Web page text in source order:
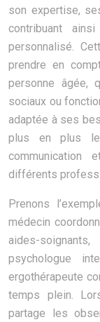
son expertise,
contribuant
personnalisé.
prendre en
personne âgée,
sociaux ou
adaptée à ses
plus en plus
communication
différents
Prenons
médecin
aides-
psychologue
ergothérapeute
temps plein.
partage les